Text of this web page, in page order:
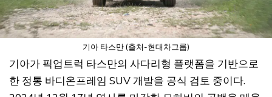
기아 타스만 (출처-현대차그룹)
기아가 픽업트럭 타스만의 사다리형 플랫폼을 기반으로
한 정통 바디온프레임 SUV 개발을 공식 검토 중이다.